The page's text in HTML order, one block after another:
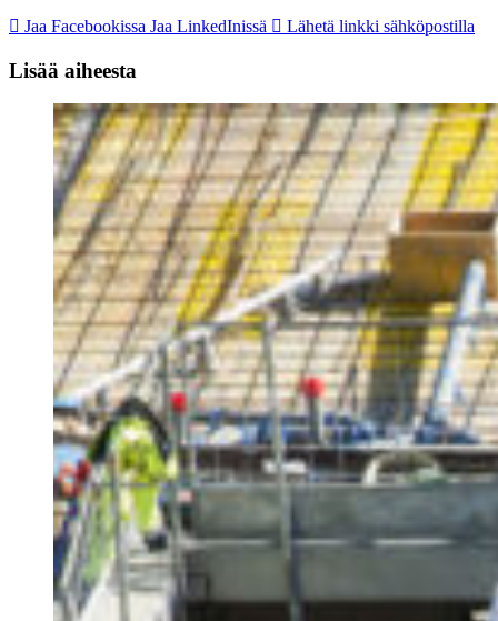
Jaa Facebookissa Jaa LinkedInissä Lähetä linkki sähköpostilla
Lisää aiheesta